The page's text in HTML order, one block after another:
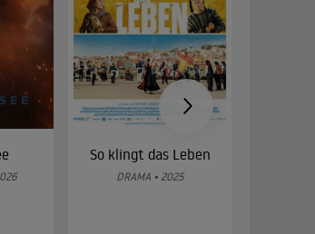
So klingt das Leben
DRAMA • 2025